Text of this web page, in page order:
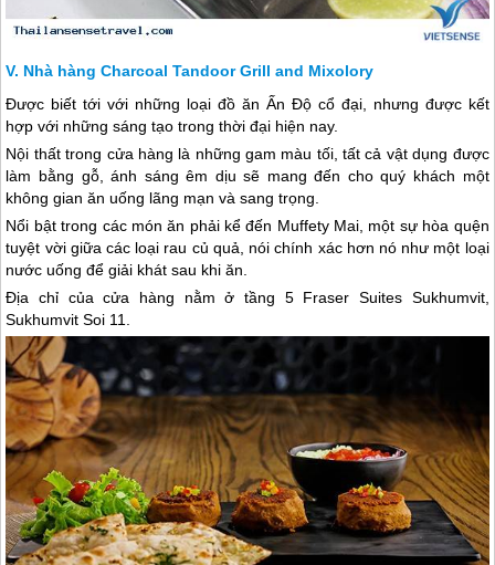
Nhà hàng Charcoal Tandoor Grill and Mixolory
Được biết tới với những loại đồ ăn Ấn Độ cổ đại, nhưng được kết
hợp với những sáng tạo trong thời đại hiện nay.
Nội thất trong cửa hàng là những gam màu tối, tất cả vật dụng được
làm bằng gỗ, ánh sáng êm dịu sẽ mang đến cho quý khách một
không gian ăn uống lãng mạn và sang trọng.
Nổi bật trong các món ăn phải kể đến Muffety Mai, một sự hòa quện
tuyệt vời giữa các loại rau củ quả, nói chính xác hơn nó như một loại
nước uống để giải khát sau khi ăn.
Địa chỉ của cửa hàng nằm ở tầng 5 Fraser Suites Sukhumvit,
Sukhumvit Soi 11.